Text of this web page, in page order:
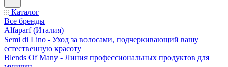
Каталог
Все бренды
Alfaparf (Италия)
Semi di Lino - Уход за волосами, подчеркивающий вашу
естественную красоту
Blends Of Many - Линия профессиональных продуктов для